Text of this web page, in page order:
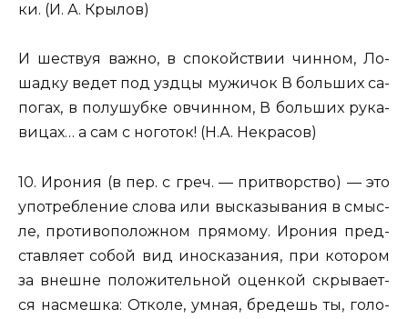
ки. (И. А. Кры­лов)
И ше­ствуя важно, в спо­кой­ствии чин­ном, Ло­
шад­ку ведет под уздцы му­жи­чок В боль­ших са­
по­гах, в по­лу­шуб­ке ов­чин­ном, В боль­ших ру­ка­
ви­цах… а сам с но­го­ток! (Н.А. Не­кра­сов)
10. Иро­ния (в пер. с греч. — при­твор­ство) — это
упо­треб­ле­ние слова или вы­ска­зы­ва­ния в смыс­
ле, про­ти­во­по­лож­ном пря­мо­му. Иро­ния пред­
став­ля­ет собой вид ино­ска­за­ния, при ко­то­ром
за внеш­не по­ло­жи­тель­ной оцен­кой скры­ва­ет­
ся на­смеш­ка: От­ко­ле, умная, бре­дешь ты, го­ло­